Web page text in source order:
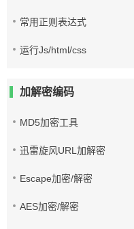
常用正则表达式
运行Js/html/css
加解密编码
MD5加密工具
迅雷旋风URL加解密
Escape加密/解密
AES加密/解密